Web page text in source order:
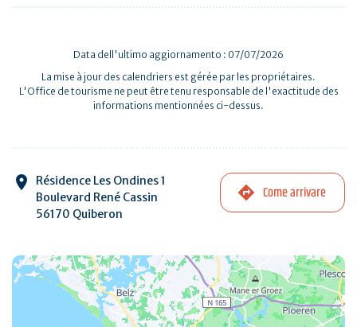
Data dell'ultimo aggiornamento : 07/07/2026
La mise à jour des calendriers est gérée par les propriétaires.
L'Office de tourisme ne peut être tenu responsable de l'exactitude des
informations mentionnées ci-dessus.
Résidence Les Ondines 1
Boulevard René Cassin
56170 Quiberon
Come arrivare